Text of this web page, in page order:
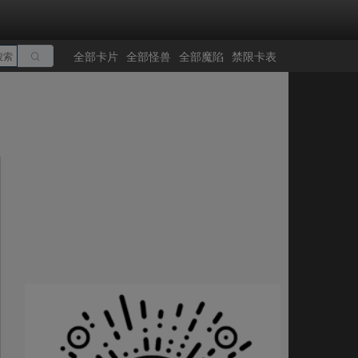
索 全部卡片 全部怪兽 全部魔陷 禁限卡表